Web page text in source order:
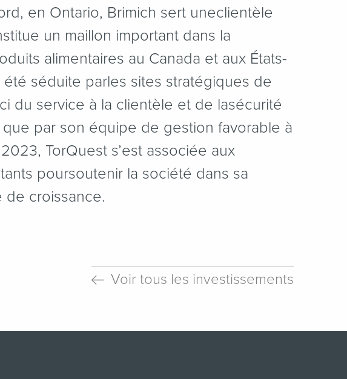
en Ontario, Brimich sert uneclientèle
un maillon important dans la
alimentaires au Canada et aux États-
été séduite parles sites stratégiques de
du service à la clientèle et de lasécurité
que par son équipe de gestion favorable à
TorQuest s’est associée aux
poursoutenir la société dans sa
de croissance.
Voir tous les investissements